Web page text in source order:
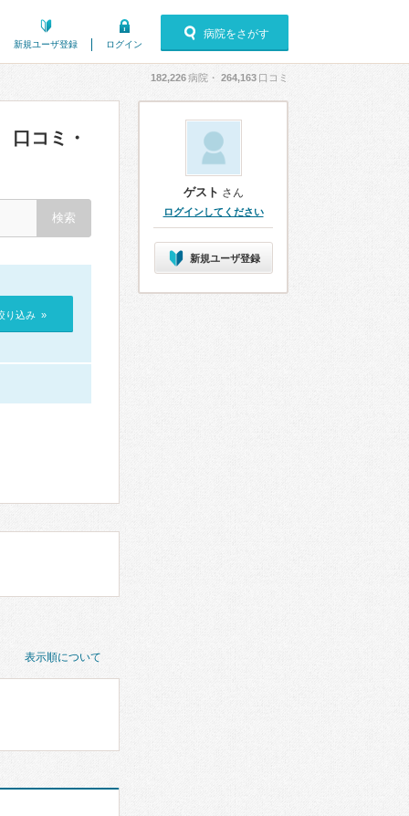
新規ユーザ登録 ログイン
病院をさがす
182,226病院・ 264,163 口コミ
口コミ・
り込み »
表示順について
ゲスト さん
ログインしてください
新規ユーザ登録